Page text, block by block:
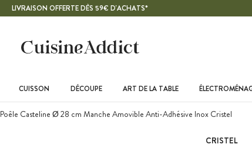
LIVRAISON OFFERTE DÈS 59€ D'ACHATS*
CUISSON DÉCOUPE ART DE LA TABLE
Poêle Casteline Ø 28 cm Manche Amovible Anti-Adhésive Inox Cristel
CRISTEL